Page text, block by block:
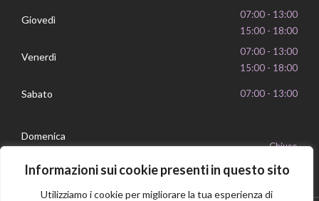
Informazioni sui cookie presenti in questo sito
Utilizziamo i cookie per migliorare la tua esperienza di
Giovedì
07:00 - 13:00
15:00 - 18:00
Venerdì
07:00 - 13:00
15:00 - 18:00
Sabato 07:00 - 13:00
Domenica
Chiuso